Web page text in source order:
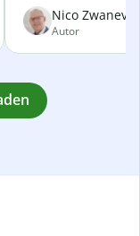
Nico
Autor